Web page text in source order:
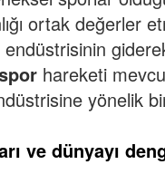
ortak değerler
endüstrisinin
hareketi
yönelik
ve dünyayı